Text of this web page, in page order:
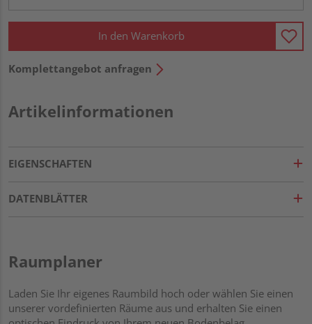
In den Warenkorb
Komplettangebot anfragen
Artikelinformationen
EIGENSCHAFTEN
DATENBLÄTTER
Raumplaner
Laden Sie Ihr eigenes Raumbild hoch oder wählen Sie einen
unserer vordefinierten Räume aus und erhalten Sie einen